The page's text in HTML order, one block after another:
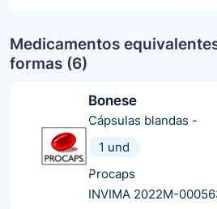
Medicamentos
formas (6)
Bonese
Cápsulas blandas -
1 und
Procaps
INVIMA 2022M-